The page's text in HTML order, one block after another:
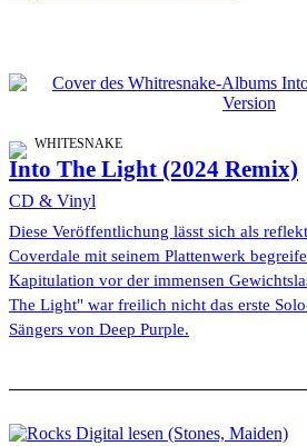
WHITESNAKE
Into The Light (2024 Remix)
CD & Vinyl
Diese Veröffentlichung lässt sich als
Coverdale mit seinem Plattenwerk
Kapitulation vor der immensen
The Light" war freilich nicht das erste
Sängers von Deep Purple.